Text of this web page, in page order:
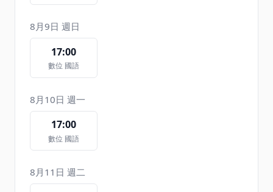
8月9日 週日
17:00
數位 國語
8月10日 週一
17:00
數位 國語
8月11日 週二